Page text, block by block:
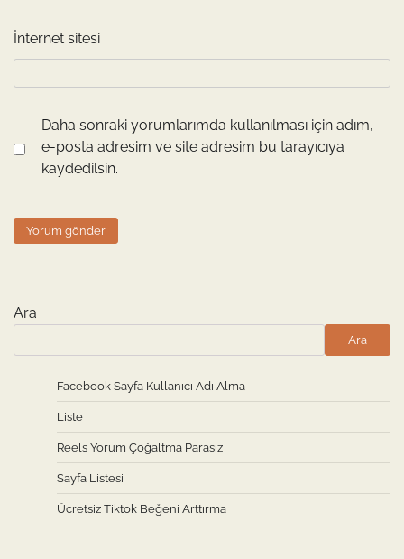
İnternet sitesi
Daha sonraki yorumlarımda kullanılması için adım,
e-posta adresim ve site adresim bu tarayıcıya
kaydedilsin.
Ara
Ara
Facebook Sayfa Kullanıcı Adı Alma
Liste
Reels Yorum Çoğaltma Parasız
Sayfa Listesi
Ücretsiz Tiktok Beğeni Arttırma